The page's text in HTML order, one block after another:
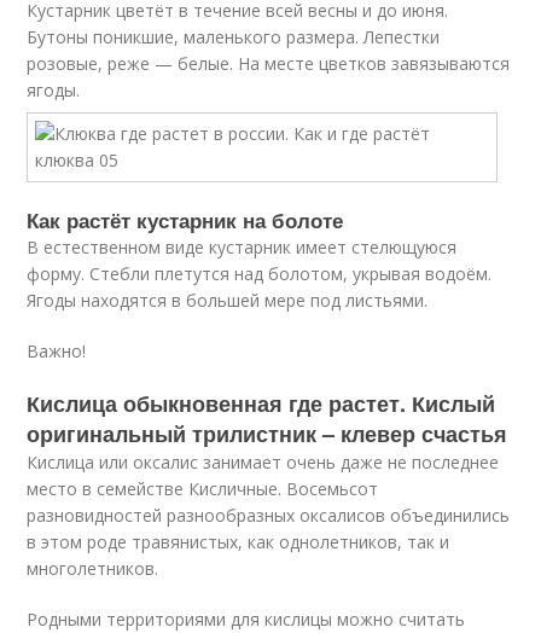
Кустарник цветёт в течение всей весны и до июня.
Бутоны поникшие, маленького размера. Лепестки
розовые, реже — белые. На месте цветков завязываются
ягоды.
Как растёт кустарник на болоте
В естественном виде кустарник имеет стелющуюся
форму. Стебли плетутся над болотом, укрывая водоём.
Ягоды находятся в большей мере под листьями.
Важно!
Кислица обыкновенная где растет. Кислый
оригинальный трилистник – клевер счастья
Кислица или оксалис занимает очень даже не последнее
место в семействе Кисличные. Восемьсот
разновидностей разнообразных оксалисов объединились
в этом роде травянистых, как однолетников, так и
многолетников.
Родными территориями для кислицы можно считать